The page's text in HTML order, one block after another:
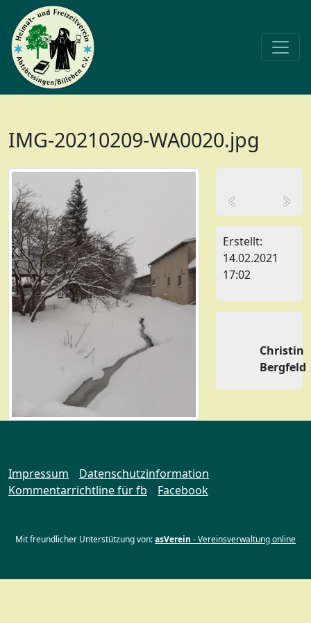
IMG-20210209-WA0020.jpg
Erstellt:
14.02.2021
17:02
Christin
Bergfeld
Impressum
Datenschutzinformation
Kommentarrichtline für fb
Facebook
Mit freundlicher Unterstützung von:asVerein - Vereinsverwaltung online